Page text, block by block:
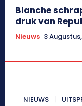
Blanche
druk van
Nieuws 3
NIEUWS